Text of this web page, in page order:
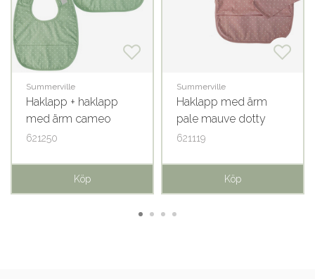
Summerville
Haklapp + haklapp
med ärm cameo
green dotty
621250
Köp
Summerville
Haklapp med ärm
pale mauve dotty
621119
Köp